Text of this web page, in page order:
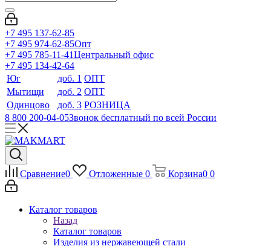
+7 495 137-62-85
+7 495 974-62-85Опт
+7 495 785-11-41Центральный офис
+7 495 134-42-64
Юг
доб. 1 ОПТ
Мытищи
доб. 2 ОПТ
Одинцово
доб. 3 РОЗНИЦА
8 800 200-04-05Звонок бесплатный по всей России
Сравнение0 Отложенные 0 Корзина0 0
Каталог товаров
Назад
Каталог товаров
Изделия из нержавеющей стали